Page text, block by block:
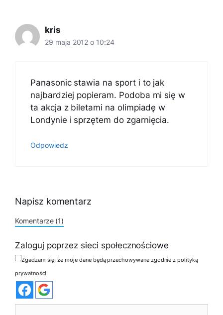
kris
29 maja 2012 o 10:24
Panasonic stawia na sport i to jak
najbardziej popieram. Podoba mi się w
ta akcja z biletami na olimpiadę w
Londynie i sprzętem do zgarnięcia.
Odpowiedz
Napisz komentarz
Komentarze (1)
Zaloguj poprzez sieci społecznościowe
Zgadzam się, że moje dane będą przechowywane zgodnie z polityką
prywatności